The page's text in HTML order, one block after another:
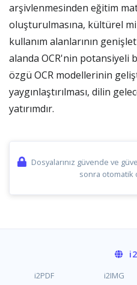
arşivlenmesinden eğitim
oluşturulmasına, kültürel
kullanım alanlarının
alanda OCR'nin potansiyeli
özgü OCR modellerinin
yaygınlaştırılması, dilin
yatırımdır.
Dosyalarınız güvende ve
sonra otomatik
i2
i2PDF i2IMG